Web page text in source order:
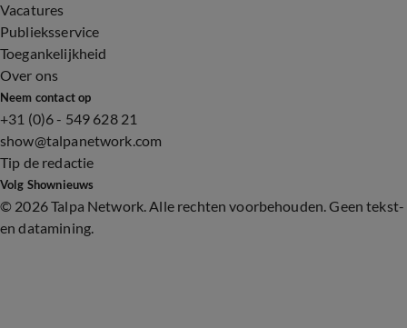
Vacatures
Publieksservice
Toegankelijkheid
Over ons
Neem contact op
+31 (0)6 - 549 628 21
show@talpanetwork.com
Tip de redactie
Volg Shownieuws
© 2026 Talpa Network. Alle rechten voorbehouden. Geen tekst-
en datamining.